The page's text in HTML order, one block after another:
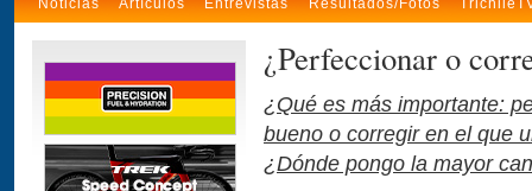
Noticias Artículos Entrevistas Resultados/Fotos
¿Perfeccionar o
¿Qué es más importante:
bueno o corregir en el que
¿Dónde pongo la mayor